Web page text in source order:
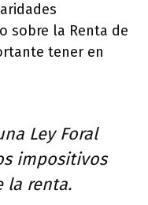
sobre la Renta de
tener en
Ley Foral
impositivos
la renta.